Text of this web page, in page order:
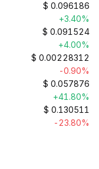
$ 0.096186
+3.40%
$ 0.091524
+4.00%
$ 0.00228312
-0.90%
$ 0.057876
+41.80%
$ 0.130511
-23.80%